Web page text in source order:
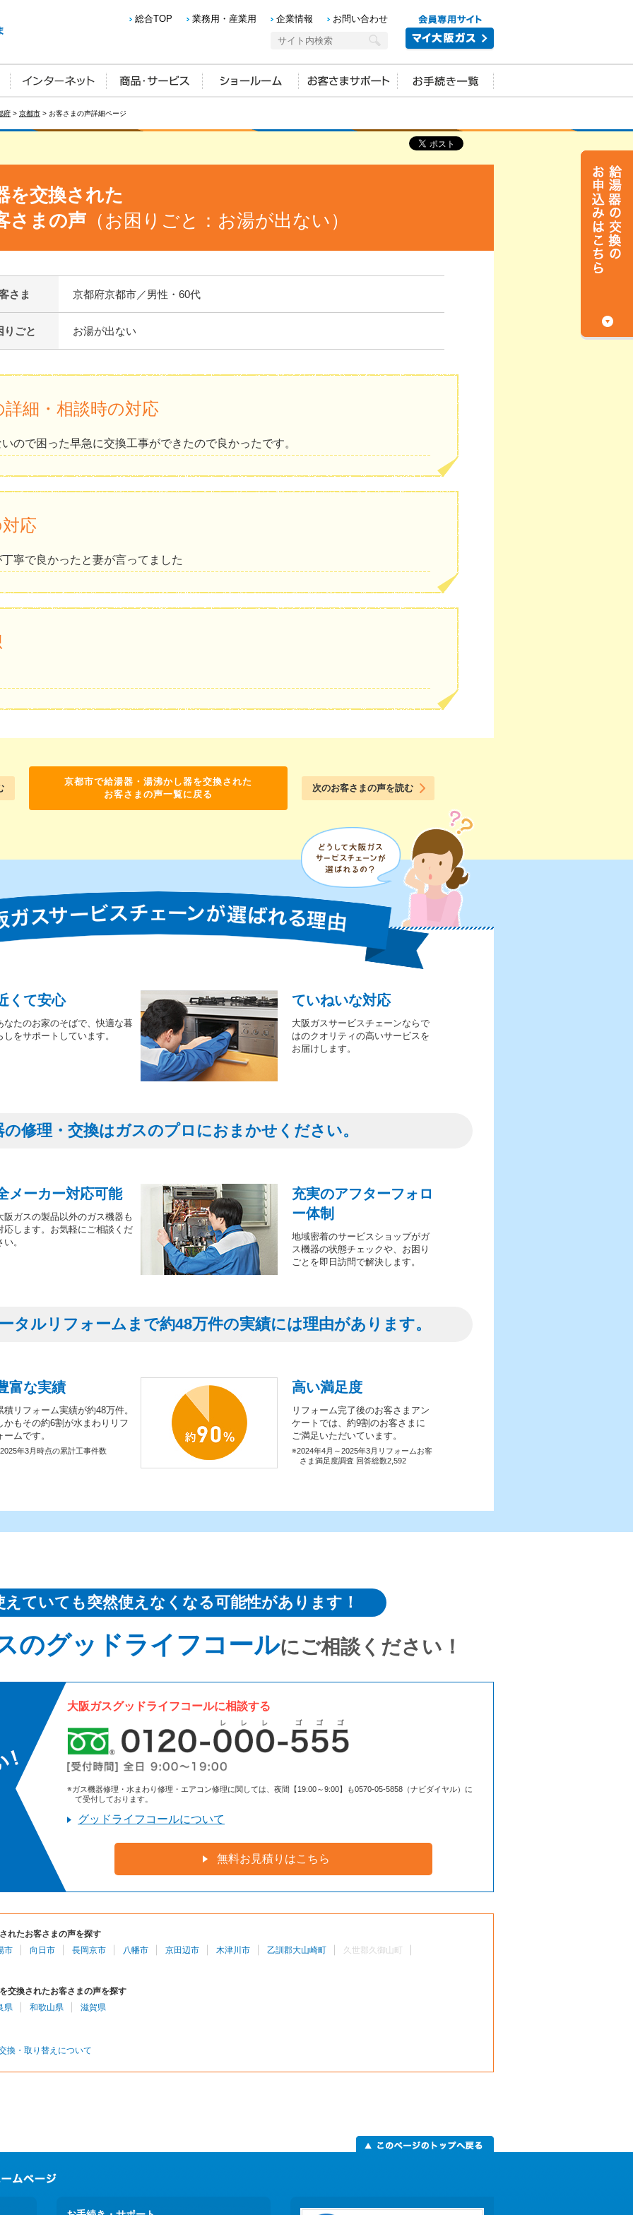
総合TOP 業務用・産業用 企業情報 お問い合わせ
府 > 京都市 > お客さまの声詳細ページ
を交換された
さまの声 （お困りごと：お湯が出ない）
さま 京都府京都市／男性・60代
りごと お湯が出ない
細・相談時の対応
ので困った早急に交換工事ができたので良かったです。
応
寧で良かったと妻が言ってました
京都市で給湯器・湯沸かし器を交換された
お客さまの声一覧に戻る
次のお客さまの声を読む
くて安心
なたのお家のそばで、快適な暮
しをサポートしています。
ていねいな対応
大阪ガスサービスチェーンならで
はのクオリティの高いサービスを
お届けします。
の修理・交換はガスのプロにおまかせください。
メーカー対応可能
阪ガスの製品以外のガス機器も
応します。お気軽にご相談くだ
い。
充実のアフターフォロ
ー体制
地域密着のサービスショップがガ
ス機器の状態チェックや、お困り
ごとを即日訪問で解決します。
タルリフォームまで約48万件の実績には理由があります。
富な実績
積リフォーム実績が約48万件。
かもその約6割が水まわりリフ
ームです。
年3月時点の累計工事件数
高い満足度
リフォーム完了後のお客さまアン
ケートでは、約9割のお客さまに
ご満足いただいています。
※2024年4月～2025年3月リフォームお客
さま満足度調査 回答総数2,592
えていても突然使えなくなる可能性があります！
のグッドライフコールにご相談ください！
大阪ガスグッドライフコールに相談する
※ガス機器修理・水まわり修理・エアコン修理に関しては、夜間【19:00～9:00】も0570-05-5858（ナビダイヤル）に
て受付しております。
グッドライフコールについて
無料お見積りはこちら
れたお客さまの声を探す
市
向日市 長岡京市 八幡市 京田辺市 木津川市 乙訓郡大山崎町 久世郡久御山町
交換されたお客さまの声を探す
県
和歌山県 滋賀県
換・取り替えについて